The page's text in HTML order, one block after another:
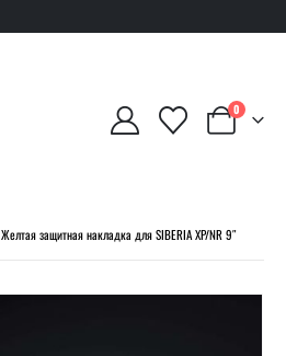
0
Желтая защитная накладка для SIBERIA XP/NR 9″